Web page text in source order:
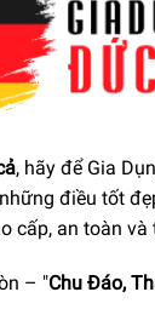
thống treo mới
việc, Ecovacs
, hãy để Gia
điều tốt
cấp, an toàn và
– "Chu Đáo,